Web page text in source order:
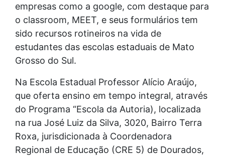
empresas como a google, com destaque para
o classroom, MEET, e seus formulários tem
sido recursos rotineiros na vida de
estudantes das escolas estaduais de Mato
Grosso do Sul.
Na Escola Estadual Professor Alício Araújo,
que oferta ensino em tempo integral, através
do Programa “Escola da Autoria), localizada
na rua José Luiz da Silva, 3020, Bairro Terra
Roxa, jurisdicionada à Coordenadora
Regional de Educação (CRE 5) de Dourados,